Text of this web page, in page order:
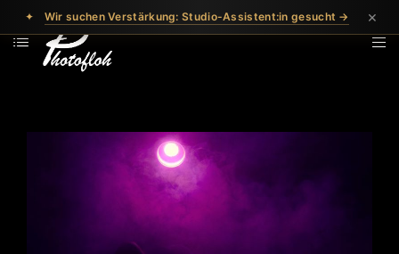
✦ Wir suchen Verstärkung: Studio-Assistent:in gesucht → ×